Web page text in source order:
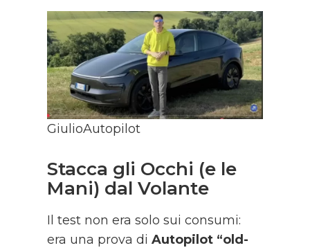
GiulioAutopilot
Stacca gli Occhi (e le
Mani) dal Volante
Il test non era solo sui consumi:
era una prova di Autopilot “old-